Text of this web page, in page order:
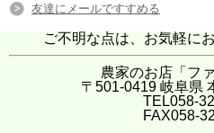
友達にメールですすめる
ご不明な点は、お気軽に
農家のお店「フ
〒501-0419 岐阜県
TEL058-
FAX058-